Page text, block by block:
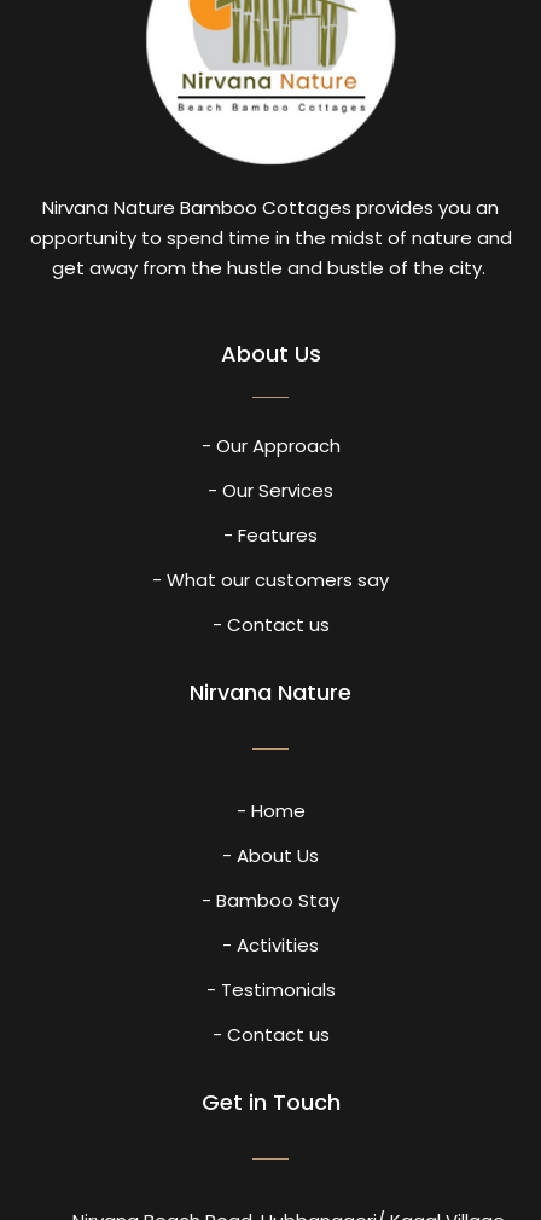
Nirvana Nature Bamboo Cottages provides you an
opportunity to spend time in the midst of nature and
get away from the hustle and bustle of the city.
About Us
- Our Approach
- Our Services
- Features
- What our customers say
- Contact us
Nirvana Nature
- Home
- About Us
- Bamboo Stay
- Activities
- Testimonials
- Contact us
Get in Touch